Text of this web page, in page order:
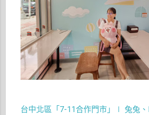
台中北區「7-11合作門市」∣ 兔兔、